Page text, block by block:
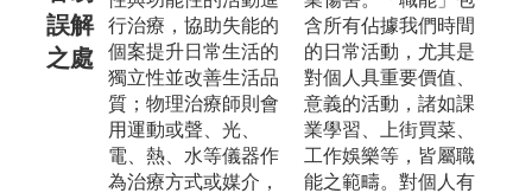
誤解
之處
行治療，協助失能的
個案提升日常生活的
獨立性並改善生活品
質；物理治療師則會
用運動或聲、光、
電、熱、水等儀器作
為治療方式或媒介，
含所有佔據我們時間
的日常活動，尤其是
對個人具重要價值、
意義的活動，諸如課
業學習、上街買菜、
工作娛樂等，皆屬職
能之範疇。對個人有